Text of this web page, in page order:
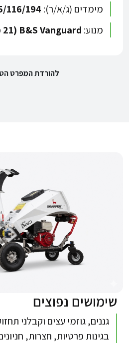
מימדים (ג/א/ר): 116/194
מנוע: B&S Vanguard (21 כ”ס)
להורדת המפרט
שימושים נפוצים
גננים, גוזמי עצים וקבלני
בגינות פרטיות, חצרות,